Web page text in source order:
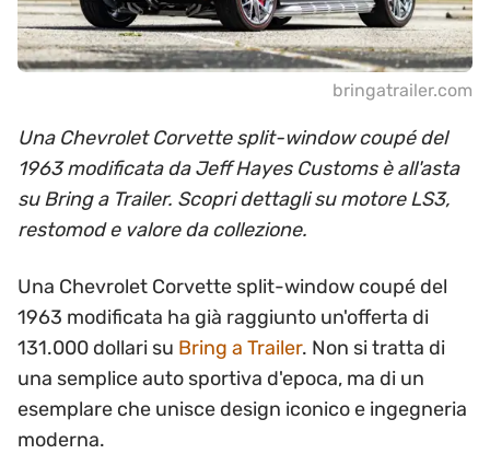
bringatrailer.com
Una Chevrolet Corvette split-window coupé del
1963 modificata da Jeff Hayes Customs è all'asta
su Bring a Trailer. Scopri dettagli su motore LS3,
restomod e valore da collezione.
Una Chevrolet Corvette split-window coupé del
1963 modificata ha già raggiunto un'offerta di
131.000 dollari su Bring a Trailer. Non si tratta di
una semplice auto sportiva d'epoca, ma di un
esemplare che unisce design iconico e ingegneria
moderna.